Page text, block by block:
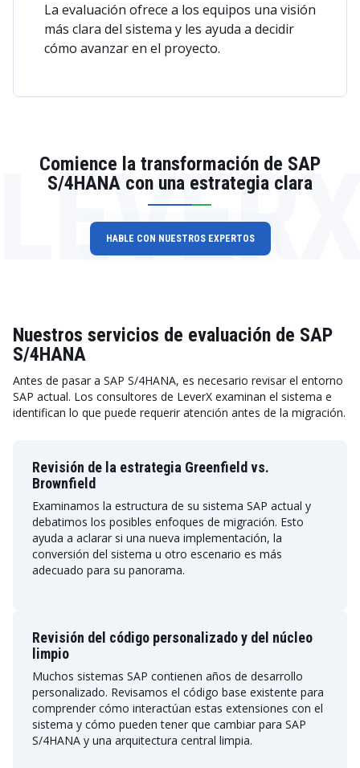
La evaluación ofrece a los equipos una visión
más clara del sistema y les ayuda a decidir
cómo avanzar en el proyecto.
Comience la transformación de SAP
S/4HANA con una estrategia clara
HABLE CON NUESTROS EXPERTOS
Nuestros servicios de evaluación de SAP
S/4HANA
Antes de pasar a SAP S/4HANA, es necesario revisar el entorno
SAP actual. Los consultores de LeverX examinan el sistema e
identifican lo que puede requerir atención antes de la migración.
Revisión de la estrategia Greenfield vs.
Brownfield
Examinamos la estructura de su sistema SAP actual y
debatimos los posibles enfoques de migración. Esto
ayuda a aclarar si una nueva implementación, la
conversión del sistema u otro escenario es más
adecuado para su panorama.
Revisión del código personalizado y del núcleo
limpio
Muchos sistemas SAP contienen años de desarrollo
personalizado. Revisamos el código base existente para
comprender cómo interactúan estas extensiones con el
sistema y cómo pueden tener que cambiar para SAP
S/4HANA y una arquitectura central limpia.